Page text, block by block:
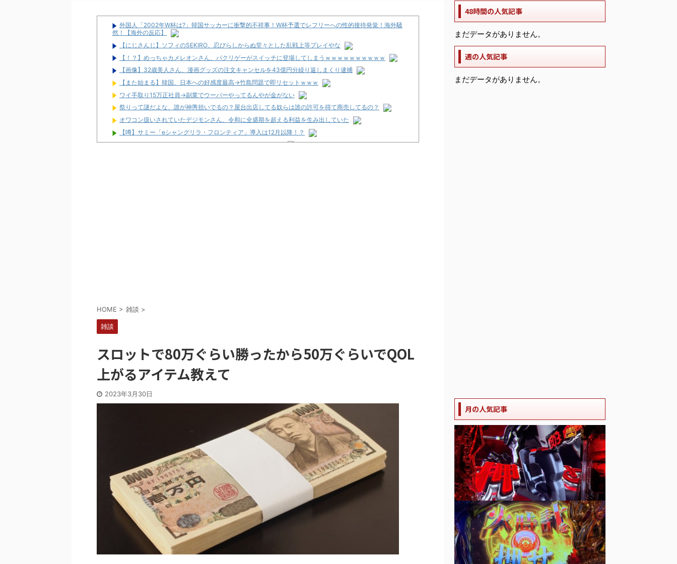
外国人「2002年W杯は?」韓国サッカーに衝撃的不祥事！W杯予選でレフリーへの性的接待発覚！海外騒
然！【海外の反応】
【にじさんじ】ソフィのSEKIRO、忍びらしからぬ堂々とした乱戦上等プレイやな
【！？】めっちゃカメレオンさん、パクリゲーがスイッチに登場してしまうｗｗｗｗｗｗｗｗｗｗ
【画像】32歳美人さん、漫画グッズの注文キャンセルを43億円分繰り返しまくり逮捕
【また始まる】韓国、日本への好感度最高→竹島問題で即リセットｗｗｗ
ワイ手取り15万正社員→副業でウーバーやってるんやが金がない
祭りって謎だよな、誰が神輿担いでるの？屋台出店してる奴らは誰の許可を得て商売してるの？
オワコン扱いされていたデジモンさん、令和に全盛期を超える利益を生み出していた
【噂】サミー「eシャングリラ・フロンティア」導入は12月以降！？
パチンコ台欲しさに白タク行為をした82歳の無職の男を逮捕
HOME > 雑談 >
雑談
スロットで80万ぐらい勝ったから50万ぐらいでQOL
上がるアイテム教えて
2023年3月30日
48時間の人気記事
まだデータがありません。
週の人気記事
まだデータがありません。
月の人気記事